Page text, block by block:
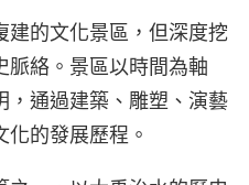
建的文化景區，但深度挖
脈絡。景區以時間為軸
，通過建築、雕塑、演藝
的發展歷程。